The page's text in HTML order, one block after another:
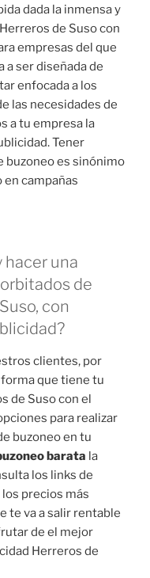
dada la inmensa y
de Suso con
empresas del que
ser diseñada de
enfocada a los
las necesidades de
a tu empresa la
Tener
buzoneo es sinónimo
campañas
hacer una
de
con
clientes, por
que tiene tu
de Suso con el
para realizar
buzoneo en tu
barata la
los links de
precios más
te va a salir rentable
de el mejor
Herreros de